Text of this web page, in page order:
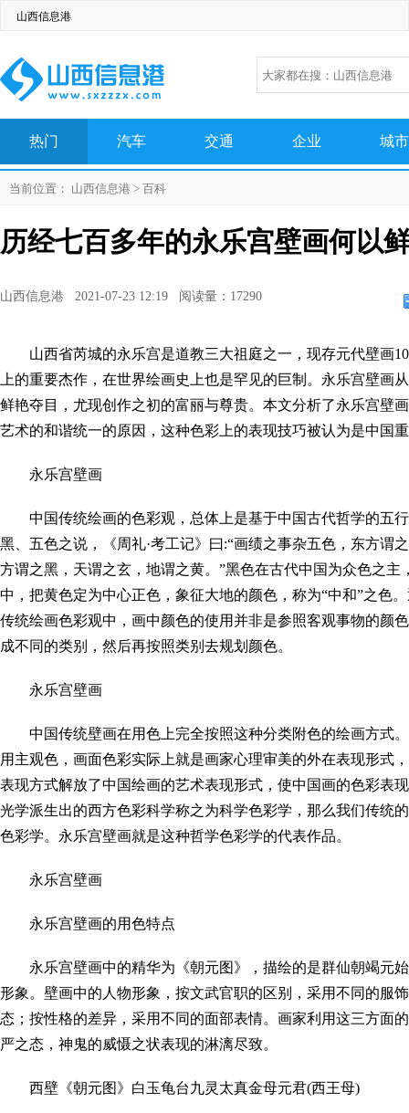
山西信息港
热门 汽车 交通 企业 城市
生活 百科
当前位置： 山西信息港 > 百科
历经七百多年的永乐宫壁画何以
山西信息港 2021-07-23 12:19 阅读量：17290
山西省芮城的永乐宫是道教三大祖庭之一，现存元代壁画
上的重要杰作，在世界绘画史上也是罕见的巨制。永乐宫壁画
鲜艳夺目，尤现创作之初的富丽与尊贵。本文分析了永乐宫壁
艺术的和谐统一的原因，这种色彩上的表现技巧被认为是中国
永乐宫壁画
中国传统绘画的色彩观，总体上是基于中国古代哲学的五
黑、五色之说，《周礼·考工记》曰:“画绩之事杂五色，东方谓
方谓之黑，天谓之玄，地谓之黄。”黑色在古代中国为众色之
中，把黄色定为中心正色，象征大地的颜色，称为“中和”之色
传统绘画色彩观中，画中颜色的使用并非是参照客观事物的颜
成不同的类别，然后再按照类别去规划颜色。
永乐宫壁画
中国传统壁画在用色上完全按照这种分类附色的绘画方式
用主观色，画面色彩实际上就是画家心理审美的外在表现形式
表现方式解放了中国绘画的艺术表现形式，使中国画的色彩表
光学派生出的西方色彩科学称之为科学色彩学，那么我们传统
色彩学。永乐宫壁画就是这种哲学色彩学的代表作品。
永乐宫壁画
永乐宫壁画的用色特点
永乐宫壁画中的精华为《朝元图》，描绘的是群仙朝竭元
形象。壁画中的人物形象，按文武官职的区别，采用不同的服
态；按性格的差异，采用不同的面部表情。画家利用这三方面
严之态，神鬼的威慑之状表现的淋漓尽致。
西壁《朝元图》白玉龟台九灵太真金母元君(西王母)